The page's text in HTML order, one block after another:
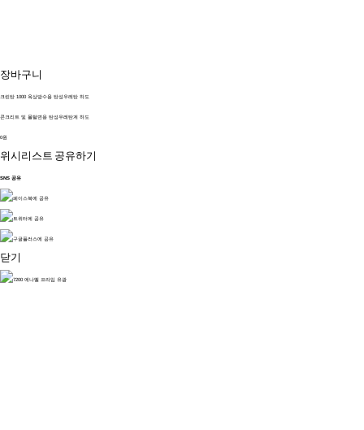
장바구니
크린탄 1000 옥상방수용 탄성우레탄 하도
콘크리트 및 몰탈면용 탄성우레탄계 하도
0원
위시리스트 공유하기
SNS 공유
닫기